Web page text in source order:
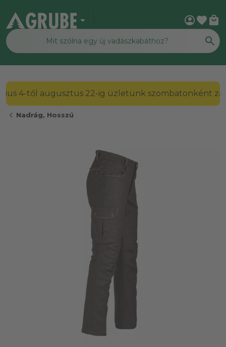
arrow_drop_down account_circlefavorite local_mall
2026. július 4-től augusztus 22-ig üzletünk
chevron_left Nadrág, Hosszú